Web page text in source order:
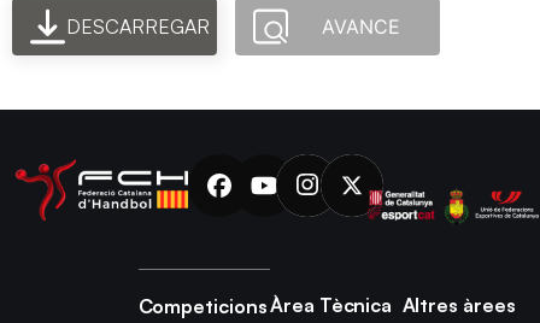
DESCARREGAR AVANCE
CompeticionsÀrea Tècnica Altres àrees